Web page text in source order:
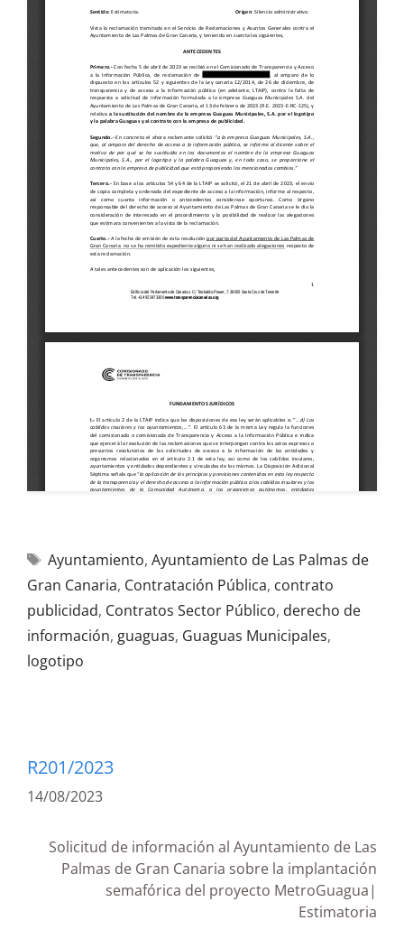
Ayuntamiento, Ayuntamiento de Las Palmas de
Gran Canaria, Contratación Pública, contrato
publicidad, Contratos Sector Público, derecho de
información, guaguas, Guaguas Municipales,
logotipo
R201/2023
14/08/2023
Solicitud de información al Ayuntamiento de Las
Palmas de Gran Canaria sobre la implantación
semafórica del proyecto MetroGuagua|
Estimatoria